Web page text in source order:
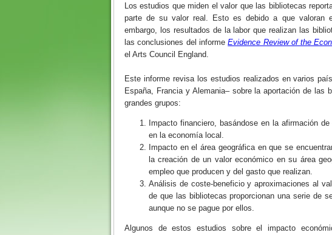
Los estudios que miden el valor que las bibliotecas
parte de su valor real. Esto es debido a que valoran
embargo, los resultados de la labor que realizan las
las conclusiones del informeEvidence Review of the
el Arts Council England.
Este informe revisa los estudios realizados en varios
España, Francia y Alemania– sobre la aportación de
grandes grupos:
Impacto financiero, basándose en la afirmación
en la economía local.
Impacto en el área geográfica en que se
la creación de un valor económico en su área
empleo que producen y del gasto que realizan.
Análisis de coste-beneficio y aproximaciones al
de que las bibliotecas proporcionan una serie de
aunque no se pague por ellos.
Algunos de estos estudios sobre el impacto